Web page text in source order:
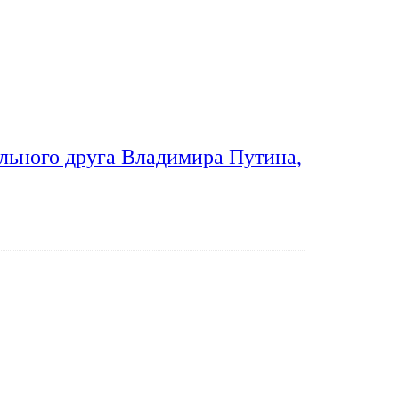
друга Владимира Путина,